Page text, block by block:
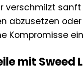
verschmilzt
abzusetzen
Kompromisse
mit Sweed